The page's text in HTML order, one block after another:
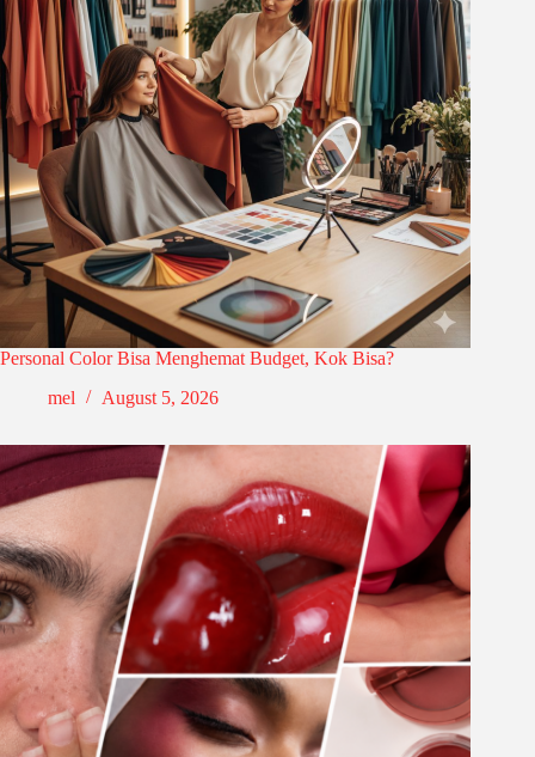
Personal Color Bisa Menghemat Budget, Kok Bisa?
mel
August 5, 2026